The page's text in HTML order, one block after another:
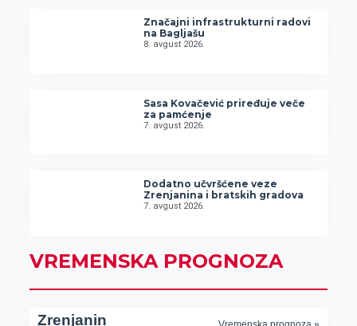
Značajni infrastrukturni radovi
na Bagljašu
8. avgust 2026.
Sasa Kovačević priređuje veče
za pamćenje
7. avgust 2026.
Dodatno učvršćene veze
Zrenjanina i bratskih gradova
7. avgust 2026.
VREMENSKA PROGNOZA